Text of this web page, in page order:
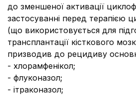
до зменшеної активації
застосуванні перед терапією
(що використовується для
трансплантації кісткового
призводив до рецидиву
- хлорамфенікол;
- флуконазол;
- ітраконазол;